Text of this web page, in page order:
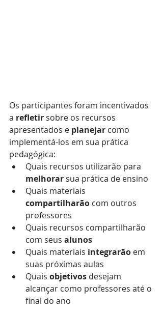
Os participantes foram incentivados
a refletir sobre os recursos
apresentados e planejar como
implementá-los em sua prática
pedagógica:
Quais recursos utilizarão para
melhorar sua prática de ensino
Quais materiais
compartilharão com outros
professores
Quais recursos compartilharão
com seus alunos
Quais materiais integrarão em
suas próximas aulas
Quais objetivos desejam
alcançar como professores até o
final do ano